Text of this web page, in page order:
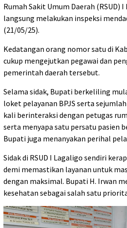
Rumah Sakit Umum Daerah (RSUD)
langsung melakukan inspeksi
(21/05/25).
Kedatangan orang nomor satu di
cukup mengejutkan pegawai dan
pemerintah daerah tersebut.
Selama sidak, Bupati berkeliling
loket pelayanan BPJS serta
kali berinteraksi dengan petugas
serta menyapa satu persatu pasien
Bupati juga menanyakan perihal
Sidak di RSUD I Lagaligo sendiri
demi memastikan layanan untuk
dengan maksimal. Bupati H. Irwan
kesehatan sebagai salah satu